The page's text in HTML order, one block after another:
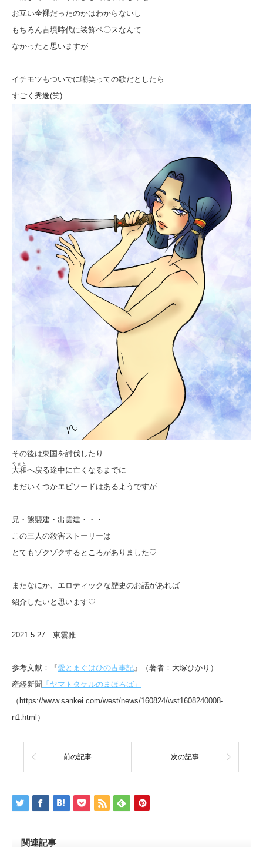
お互い全裸だったのかはわからないし
もちろん古墳時代に装飾ペ〇スなんて
なかったと思いますが
イチモツもついでに嘲笑っての歌だとしたら
すごく秀逸(笑)
その後は東国を討伐したり
大和
やまと
へ戻る途中に亡くなるまでに
まだいくつかエピソードはあるようですが
兄・熊襲建・出雲建・・・
この三人の殺害ストーリーは
とてもゾクゾクするところがありました♡
またなにか、エロティックな歴史のお話があれば
紹介したいと思います♡
2021.5.27 東雲雅
参考文献：『愛とまぐはひの古事記 』（著者：大塚ひかり）
産経新聞 「ヤマトタケルのまほろば」
（https://www.sankei.com/west/news/160824/wst1608240008-
n1.html）
前の記事 次の記事
関連記事